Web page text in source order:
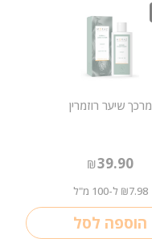
מרכך שיער רוזמרין
₪39.90
₪7.98 ל-100 מ"ל
הוספה לסל